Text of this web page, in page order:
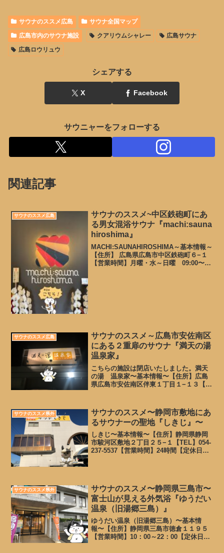
サウナのススメ広島
サウナ全国マップ
広島市内のサウナ施設
クアリウムシャレー
広島サウナ
広島ロウリュウ
シェアする
X Facebook
サウニャーをフォローする
関連記事
サウナのススメ広島
サウナのススメ~中区鉄砲町にあ
る男女混浴サウナ『machi:sauna
hiroshima』
MACHI:SAUNAHIROSHIMA～基本情報～
【住所】 広島県広島市中区鉄砲町６−１
【営業時間】月曜・水～日曜 09:00〜
サウナのススメ広島
サウナのススメ～広島市安佐南区
にある２重扉のサウナ『満天の湯
温泉家』
こちらの施設は閉店いたしました。満天
の湯 温泉家〜基本情報〜【住所】広島
県広島市安佐南区伴東１丁目１−１３【営
10月、3月は第2水曜日2月、6月、11月...
サウナのススメ県外
サウナのススメ〜静岡市敷地にあ
るサウナーの聖地『しきじ』〜
しきじ〜基本情報〜【住所】静岡県静岡
市駿河区敷地２丁目２５−１【TEL】054-
237-5537【営業時間】24時間【定休日】
サウナのススメ県外
サウナのススメ〜静岡県三島市〜
富士山が見える外気浴『ゆうだい
温泉（旧湯郷三島）』
ゆうだい温泉（旧湯郷三島）〜基本情
報〜【住所】静岡県三島市徳倉１１９５
【営業時間】10：00～22：00【定休日】